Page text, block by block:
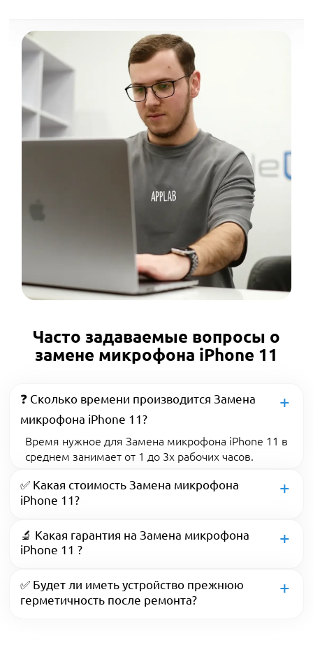
Часто задаваемые вопросы о
замене микрофона iPhone 11
❓ Сколько времени производится Замена
микрофона iPhone 11?
Время нужное для Замена микрофона iPhone 11 в
среднем занимает от 1 до 3х рабочих часов.
✅ Какая стоимость Замена микрофона
iPhone 11?
🔬 Какая гарантия на Замена микрофона
iPhone 11 ?
✅ Будет ли иметь устройство прежнюю
герметичность после ремонта?